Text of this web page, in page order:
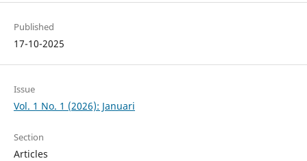
Published
17-10-2025
Issue
Vol. 1 No. 1 (2026): Januari
Section
Articles